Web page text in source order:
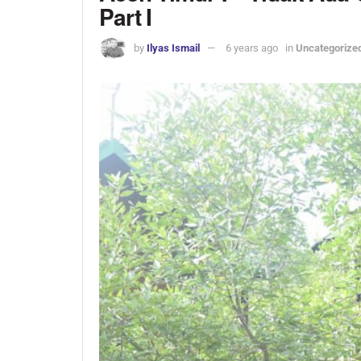
Part I
by Ilyas Ismail 6 years ago in